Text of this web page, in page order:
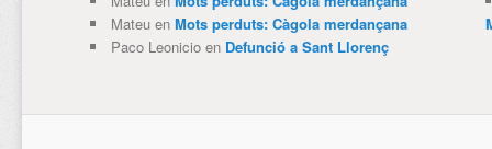
Mateuen Mots perduts: Càgola merdançana
Paco Leonicioen Defunció a Sant Llorenç